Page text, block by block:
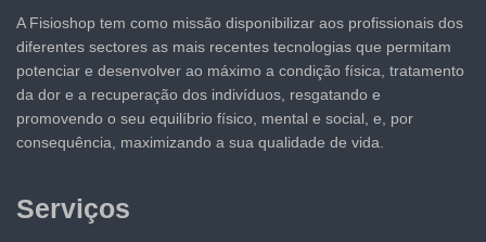
A Fisioshop tem como missão disponibilizar aos profissionais dos
diferentes sectores as mais recentes tecnologias que permitam
potenciar e desenvolver ao máximo a condição física, tratamento
da dor e a recuperação dos indivíduos, resgatando e
promovendo o seu equilíbrio físico, mental e social, e, por
consequência, maximizando a sua qualidade de vida.
Serviços